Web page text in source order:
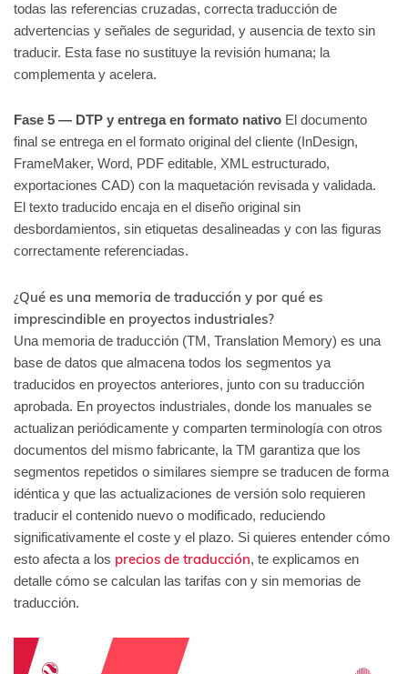
todas las referencias cruzadas, correcta traducción de
advertencias y señales de seguridad, y ausencia de texto sin
traducir. Esta fase no sustituye la revisión humana; la
complementa y acelera.
Fase 5 — DTP y entrega en formato nativo El documento
final se entrega en el formato original del cliente (InDesign,
FrameMaker, Word, PDF editable, XML estructurado,
exportaciones CAD) con la maquetación revisada y validada.
El texto traducido encaja en el diseño original sin
desbordamientos, sin etiquetas desalineadas y con las figuras
correctamente referenciadas.
¿Qué es una memoria de traducción y por qué es
imprescindible en proyectos industriales?
Una memoria de traducción (TM, Translation Memory) es una
base de datos que almacena todos los segmentos ya
traducidos en proyectos anteriores, junto con su traducción
aprobada. En proyectos industriales, donde los manuales se
actualizan periódicamente y comparten terminología con otros
documentos del mismo fabricante, la TM garantiza que los
segmentos repetidos o similares siempre se traducen de forma
idéntica y que las actualizaciones de versión solo requieren
traducir el contenido nuevo o modificado, reduciendo
significativamente el coste y el plazo. Si quieres entender cómo
esto afecta a los precios de traducción, te explicamos en
detalle cómo se calculan las tarifas con y sin memorias de
traducción.